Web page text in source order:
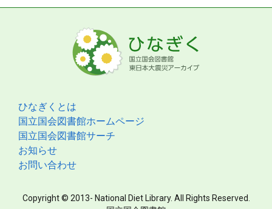
ひなぎくとは
国立国会図書館ホームページ
国立国会図書館サーチ
お知らせ
お問い合わせ
Copyright © 2013- National Diet Library. All Rights Reserved.